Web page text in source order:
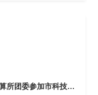
公司举行知识竞赛决
计算所团委参加市科技系统基层团组织述职会